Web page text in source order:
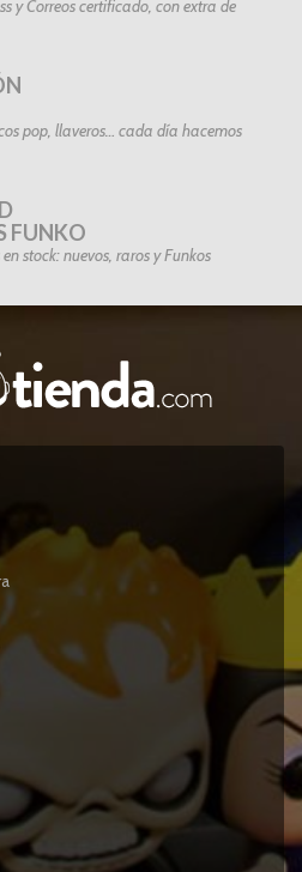
y Correos certificado, con extra de
pop, llaveros… cada día hacemos
FUNKO
stock: nuevos, raros y Funkos